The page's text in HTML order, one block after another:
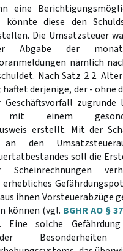
eine
könnte diese den
Die Umsatzsteuer
Abgabe der
nämlich
Nach Satz 2 2.
haftet derjenige, der - ohne
Geschäftsvorfall
mit einem
erstellt. Mit der
den
soll die
Scheinrechnungen
ihnen Vorsteuerabzüge
können (vgl. BGHR AO §
Eine solche